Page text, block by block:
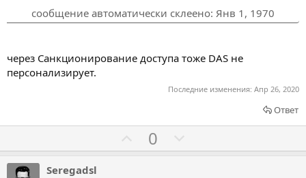
о
т
в
сообщение автоматически склеено: Янв 1, 1970
через Санкционирование доступа тоже DAS не
персонализирует.
Последние изменения: Апр 26, 2020
Ответ
о
0
о
Seregadsl